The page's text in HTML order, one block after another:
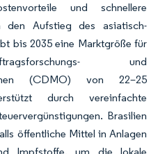
und schnellere
den Aufstieg des asiatisch-
bis 2035 eine Marktgröße für
und
(CDMO) von 22–25
durch vereinfachte
Brasilien
öffentliche Mittel in Anlagen